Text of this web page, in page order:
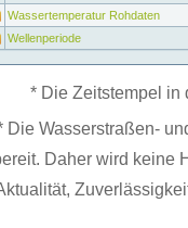
Wassertemperatur Rohdaten
Wellenperiode
* Die Zeitstempel in
Die Wasserstraßen-
Daher wird keine